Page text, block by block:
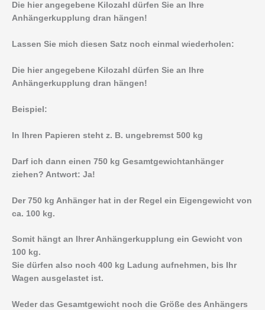
Die hier angegebene Kilozahl dürfen Sie an Ihre
Anhängerkupplung dran hängen!
Lassen Sie mich diesen Satz noch einmal wiederholen:
Die hier angegebene Kilozahl dürfen Sie an Ihre
Anhängerkupplung dran hängen!
Beispiel:
In Ihren Papieren steht z. B. ungebremst 500 kg
Darf ich dann einen 750 kg Gesamtgewichtanhänger
ziehen? Antwort: Ja!
Der 750 kg Anhänger hat in der Regel ein Eigengewicht von
ca. 100 kg.
Somit hängt an Ihrer Anhängerkupplung ein Gewicht von
100 kg.
Sie dürfen also noch 400 kg Ladung aufnehmen, bis Ihr
Wagen ausgelastet ist.
Weder das Gesamtgewicht noch die Größe des Anhängers